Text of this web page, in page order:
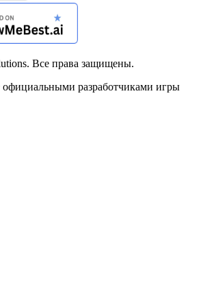
Все права защищены.
официальными разработчиками игры